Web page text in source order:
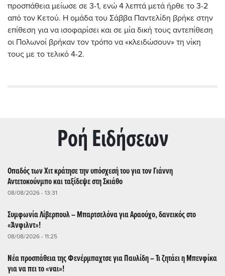
προσπάθεια μείωσε σε 3-1, ενώ 4 λεπτά μετά ήρθε το 3-2
από τον Κετού. Η ομάδα του Σάββα Παντελίδη βρήκε στην
επίθεση για να ισοφαρίσει και σε μία δική τους αντεπίθεση
οι Πολωνοί βρήκαν τον τρόπο να «κλειδώσουν» τη νίκη
τους με το τελικό 4-2.
Ρoή Ειδήσεων
Οπαδός των Χιτ κράτησε την υπόσχεσή του για τον Γιάννη
Αντετοκούνμπο και ταξίδεψε στη Σκιάθο
08/08/2026 - 13:31
Συμφωνία Λίβερπουλ – Μπαρτσελόνα για Αραούχο, δανεικός στο
«Άνφιλντ»!
08/08/2026 - 11:25
Νέα προσπάθεια της Φενέρμπαχτσε για Παυλίδη – Τι ζητάει η Μπενφίκα
για να πει το «ναι»!